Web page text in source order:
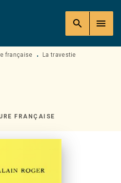
search menu
française • La travestie
FRANÇAISE